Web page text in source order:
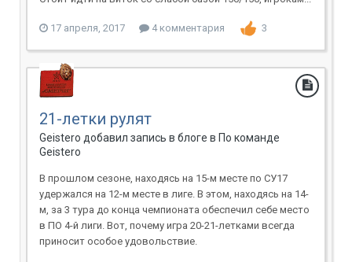
17 апреля, 2017 4 комментария 3
21-летки рулят
Geistero добавил запись в блоге в По команде
Geistero
В прошлом сезоне, находясь на 15-м месте по СУ17
удержался на 12-м месте в лиге. В этом, находясь на 14-
м, за 3 тура до конца чемпионата обеспечил себе место
в ПО 4-й лиги. Вот, почему игра 20-21-летками всегда
приносит особое удовольствие.